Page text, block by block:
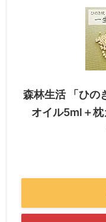
森林生活 「ひの
オイル5ml＋枕